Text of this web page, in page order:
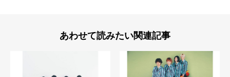
あわせて読みたい関連記事